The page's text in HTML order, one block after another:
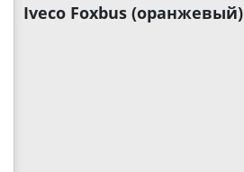
Iveco Foxbus (оранжевый)